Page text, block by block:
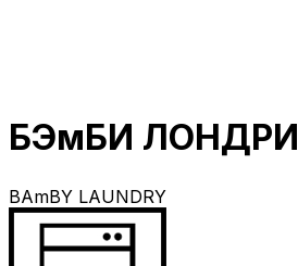
БЭмБИ ЛОНДРИ
BAmBY LAUNDRY